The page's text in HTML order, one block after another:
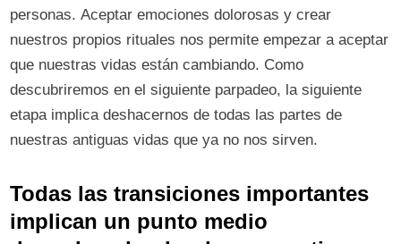
personas. Aceptar emociones dolorosas y crear
nuestros propios rituales nos permite empezar a aceptar
que nuestras vidas están cambiando. Como
descubriremos en el siguiente parpadeo, la siguiente
etapa implica deshacernos de todas las partes de
nuestras antiguas vidas que ya no nos sirven.
Todas las transiciones importantes
implican un punto medio